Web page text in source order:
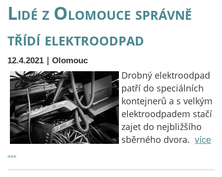
Lidé z Olomouce správně
třídí elektroodpad
12.4.2021 | Olomouc
Drobný elektroodpad
patří do speciálních
kontejnerů a s velkým
elektroodpadem stačí
zajet do nejbližšího
sběrného dvora. více
…